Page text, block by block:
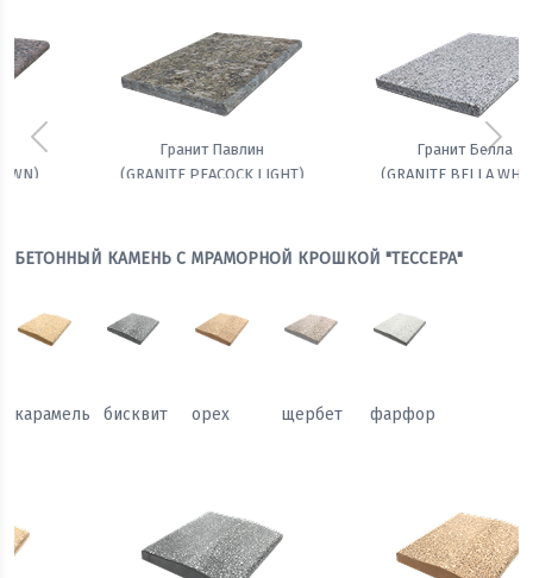
Гранит Белла
(GRANITE BELLA WHITE)
Амфиболит гранатовый
Предыдущий
БЕТОННЫЙ КАМЕНЬ С МРАМОРНОЙ КРОШКОЙ "ТЕССЕРА"
карамель бисквит орех щербет фарфор